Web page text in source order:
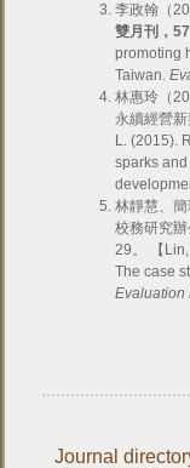
李政翰（
雙月刊，57
promoting
Taiwan.
林惠玲（
永續經營
L. (2015).
sparks
林靜慧、
校務研究
29。 【
The case
Evaluation
Journal